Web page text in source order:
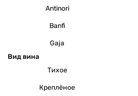
Antinori
Banfi
Gaja
Вид вина
Тихое
Креплёное